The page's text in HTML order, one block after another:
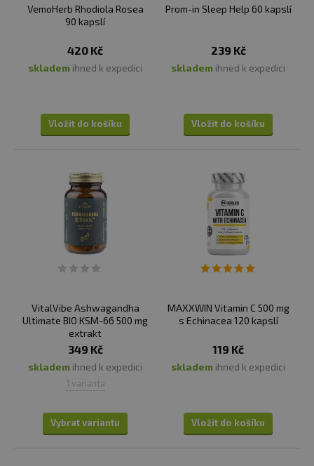
medicíně pro podporu vitality a zlepšení fyzického
v indické kuchyni a má výrazné oranžové zbarvení. Je
známá pro své potenciální zdravotní výhody, zejména
pro zvýšení účinku, tak jednotlivě.
VemoHerb Rhodiola Rosea
90 kapslí
420 Kč
skladem ihned k expedici
Vložit do košíku
Prom-in Sleep Help 60 kapslí
239 Kč
skladem ihned k expedici
Vložit do košíku
VitalVibe Ashwagandha
Ultimate BIO KSM-66 500 mg
extrakt
349 Kč
skladem ihned k expedici
1 varianta
Vybrat variantu
MAXXWIN Vitamin C 500 mg
s Echinacea 120 kapslí
119 Kč
skladem ihned k expedici
Vložit do košíku